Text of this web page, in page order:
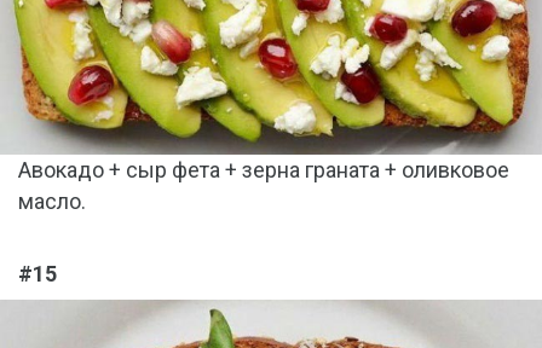
Авокадо + сыр фета + зерна граната + оливковое
масло.
#15